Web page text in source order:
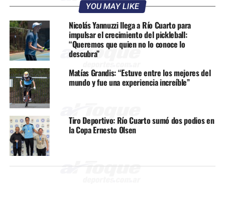
YOU MAY LIKE
Nicolás Yannuzzi llega a Río Cuarto para
impulsar el crecimiento del pickleball:
“Queremos que quien no lo conoce lo
descubra”
Matías Grandis: “Estuve entre los mejores del
mundo y fue una experiencia increíble”
Tiro Deportivo: Río Cuarto sumó dos podios en
la Copa Ernesto Olsen